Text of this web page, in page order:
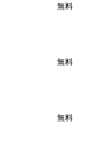
無料
無料
無料